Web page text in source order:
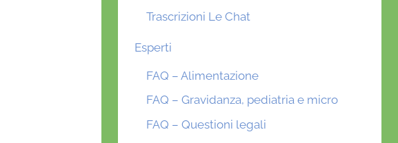
Trascrizioni Le Chat
Esperti
FAQ – Alimentazione
FAQ – Gravidanza, pediatria e micro
FAQ – Questioni legali